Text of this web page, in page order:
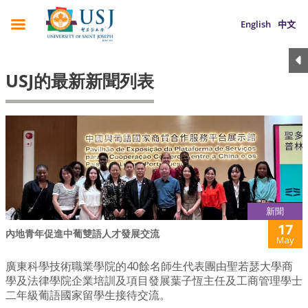
English 中文
USJ的最新新聞列表
新聞
內地青年促進中葡雙語人才發展交流 17
May
廣東科學技術職業學院的40餘名師生代表團由聖若瑟大學商
學及法律學院企業培訓及項目發展葉子恆主任及工商管理學士
二年級葡語國家留學生接待交流。